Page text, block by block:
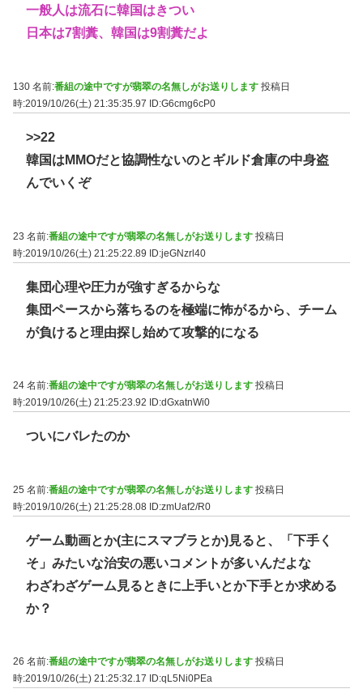
一般人は流石に韓国はきつい
日本は7割糞、韓国は9割糞だよ
130 名前:番組の途中ですが翡翠の名無しがお送りします 投稿日
時:2019/10/26(土) 21:35:35.97
ID:G6cmg6cP0
>>22
韓国はMMOだと協調性ないのとギルド倉庫の中身盗
んでいくぞ
23 名前:番組の途中ですが翡翠の名無しがお送りします 投稿日
時:2019/10/26(土) 21:25:22.89 ID:jeGNzrl40
集団心理や圧力が強すぎるからな
集団ペースから落ちるのを極端に怖がるから、チーム
が負けると理由探し始めて攻撃的になる
24 名前:番組の途中ですが翡翠の名無しがお送りします 投稿日
時:2019/10/26(土) 21:25:23.92
ID:dGxatnWi0
ついにバレたのか
25 名前:番組の途中ですが翡翠の名無しがお送りします 投稿日
時:2019/10/26(土) 21:25:28.08 ID:zmUaf2/R0
ゲーム動画とか(主にスマブラとか)見ると、「下手く
そ」みたいな治安の悪いコメントが多いんだよな
わざわざゲーム見るときに上手いとか下手とか求める
か？
26 名前:番組の途中ですが翡翠の名無しがお送りします 投稿日
時:2019/10/26(土) 21:25:32.17
ID:qL5Ni0PEa